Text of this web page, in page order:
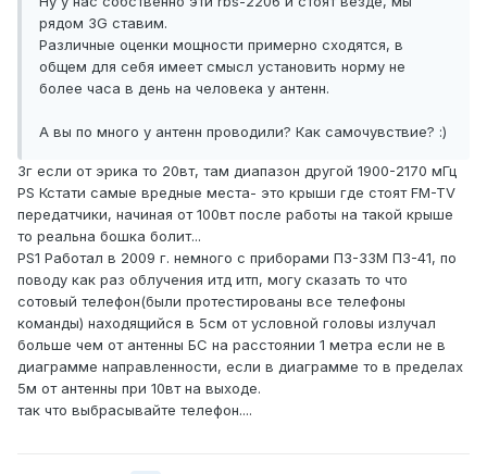
рядом 3G ставим.
Различные оценки мощности примерно сходятся, в
общем для себя имеет смысл установить норму не
более часа в день на человека у антенн.
А вы по много у антенн проводили? Как самочувствие? :)
3г если от эрика то 20вт, там диапазон другой 1900-2170 мГц
PS Кстати самые вредные места- это крыши где стоят FM-TV
передатчики, начиная от 100вт после работы на такой крыше
то реальна бошка болит...
PS1 Работал в 2009 г. немного с приборами П3-33М П3-41, по
поводу как раз облучения итд итп, могу сказать то что
сотовый телефон(были протестированы все телефоны
команды) находящийся в 5см от условной головы излучал
больше чем от антенны БС на расстоянии 1 метра если не в
диаграмме направленности, если в диаграмме то в пределах
5м от антенны при 10вт на выходе.
так что выбрасывайте телефон....